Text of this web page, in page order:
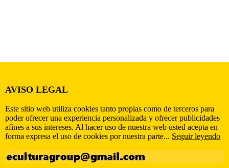
AVISO LEGAL
Este sitio web utiliza cookies tanto propias como de terceros para
poder ofrecer una experiencia personalizada y ofrecer publicidades
afines a sus intereses. Al hacer uso de nuestra web usted acepta en
forma expresa el uso de cookies por nuestra parte... Seguir leyendo